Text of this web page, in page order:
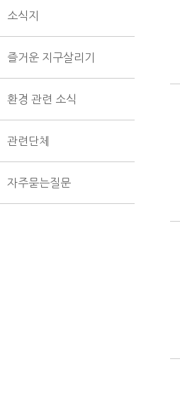
소식지
즐거운 지구살리기
환경 관련 소식
관련단체
자주묻는질문